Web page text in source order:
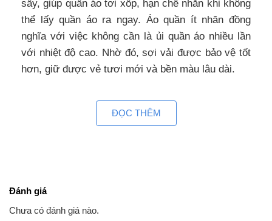
sấy, giúp quần áo tơi xốp, hạn chế nhăn khi không
thể lấy quần áo ra ngay. Áo quần ít nhăn đồng
nghĩa với việc không cần là ủi quần áo nhiều lần
với nhiệt độ cao. Nhờ đó, sợi vải được bảo vệ tốt
hơn, giữ được vẻ tươi mới và bền màu lâu dài.
Với 11 chương trình sấy đa dạng, máy điều chỉnh
Chức năng sấy tăng cường
Sấy tăng cường tăng nhiệt độ sấy, giúp quần áo
ĐỌC THÊM
Đánh giá
Chưa có đánh giá nào.